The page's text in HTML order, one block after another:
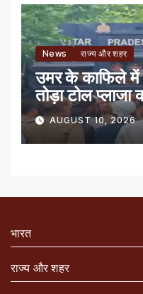
News राज्य और शहर
उमर के काफिले में
तोड़ा टोल प्लाजा
AUGUST 10, 2026
भारत
राज्य और शहर